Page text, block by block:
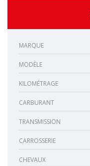
MARQUE
MODÈLE
KILOMÉTRAGE
CARBURANT
TRANSMISSION
CARROSSERIE
CHEVAUX